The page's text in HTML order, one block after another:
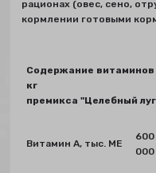
рационах (овес, сено,
кормлении готовыми
Содержание витаминов
кг
премикса "Целебный
Витамин А, тыс. МЕ
600
000